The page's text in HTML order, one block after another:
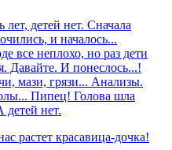
детей нет. Сначала
и началось...
все неплохо, но раз дети
Давайте. И понеслось...!
мази, грязи... Анализы.
Пипец! Голова шла
детей нет.
растет красавица-дочка!